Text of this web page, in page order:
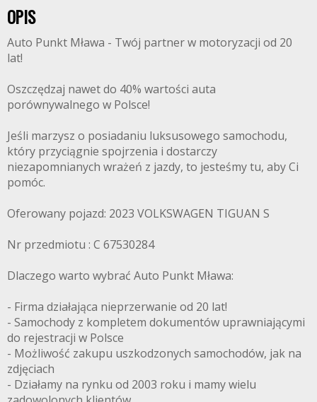
OPIS
Auto Punkt Mława - Twój partner w motoryzacji od 20
lat!
Oszczędzaj nawet do 40% wartości auta
porównywalnego w Polsce!
Jeśli marzysz o posiadaniu luksusowego samochodu,
który przyciągnie spojrzenia i dostarczy
niezapomnianych wrażeń z jazdy, to jesteśmy tu, aby Ci
pomóc.
Oferowany pojazd: 2023 VOLKSWAGEN TIGUAN S
Nr przedmiotu : C 67530284
Dlaczego warto wybrać Auto Punkt Mława:
- Firma działająca nieprzerwanie od 20 lat!
- Samochody z kompletem dokumentów uprawniającymi
do rejestracji w Polsce
- Możliwość zakupu uszkodzonych samochodów, jak na
zdjęciach
- Działamy na rynku od 2003 roku i mamy wielu